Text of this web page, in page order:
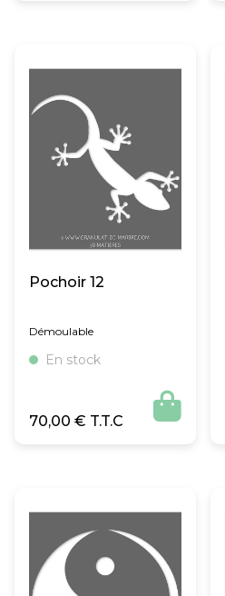
Pochoir 12
Démoulable
En stock
70,00 € 